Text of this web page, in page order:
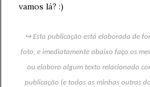
vamos lá? :)
↪ Esta publicação está elaborada de
foto, e imediatamente abaixo faço os
ou elaboro algum texto relacionado
publicação (e todas as minhas outras